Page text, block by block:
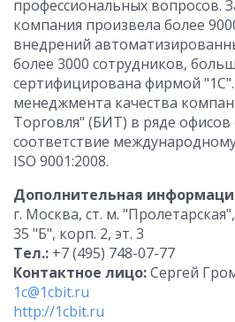
профессиональных вопросов.
компания произвела более
внедрений
более 3000 сотрудников,
сертифицирована фирмой
менеджмента качества
Торговля" (БИТ) в ряде
соответствие
ISO 9001:2008.
Дополнительная
г. Москва, ст. м.
35 "Б", корп. 2, эт. 3
Тел.: +7 (495) 748-07-77
Контактное лицо:Сергей
1c@1cbit.ru
http://1cbit.ru